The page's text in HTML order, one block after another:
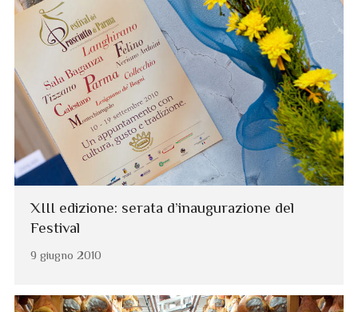
XIII edizione: serata d’inaugurazione del
Festival
9 giugno 2010